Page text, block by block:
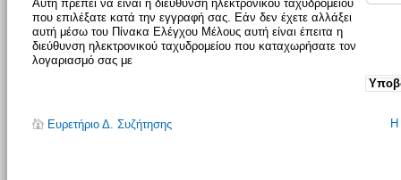
Αυτή πρέπει να είναι η διεύθυνση ηλεκτρονικού ταχυδρομείου
που επιλέξατε κατά την εγγραφή σας. Εάν δεν έχετε αλλάξει
αυτή μέσω του Πίνακα Ελέγχου Μέλους αυτή είναι έπειτα η
διεύθυνση ηλεκτρονικού ταχυδρομείου που καταχωρήσατε τον
λογαριασμό σας με
Ευρετήριο Δ. Συζήτησης Η